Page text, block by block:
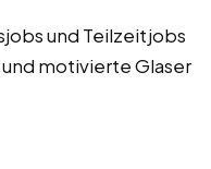
und Teilzeitjobs
motivierte Glaser